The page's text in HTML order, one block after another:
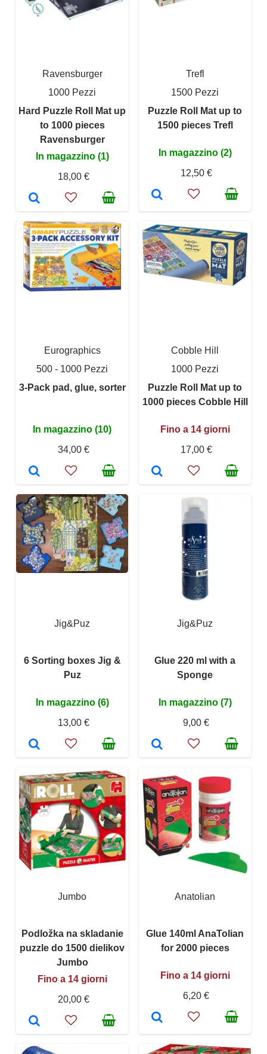
Ravensburger
1000 Pezzi
Hard Puzzle Roll Mat up
to 1000 pieces
Ravensburger
In magazzino (1)
18,00 €
Trefl
1500 Pezzi
Puzzle Roll Mat up to
1500 pieces Trefl
In magazzino (2)
12,50 €
Eurographics
500 - 1000 Pezzi
3-Pack pad, glue, sorter
In magazzino (10)
34,00 €
Cobble Hill
1000 Pezzi
Puzzle Roll Mat up to
1000 pieces Cobble Hill
Fino a 14 giorni
17,00 €
Jig&Puz
6 Sorting boxes Jig &
Puz
In magazzino (6)
13,00 €
Jig&Puz
Glue 220 ml with a
Sponge
In magazzino (7)
9,00 €
Jumbo
Podložka na skladanie
puzzle do 1500 dielikov
Jumbo
Fino a 14 giorni
20,00 €
Anatolian
Glue 140ml AnaTolian
for 2000 pieces
Fino a 14 giorni
6,20 €